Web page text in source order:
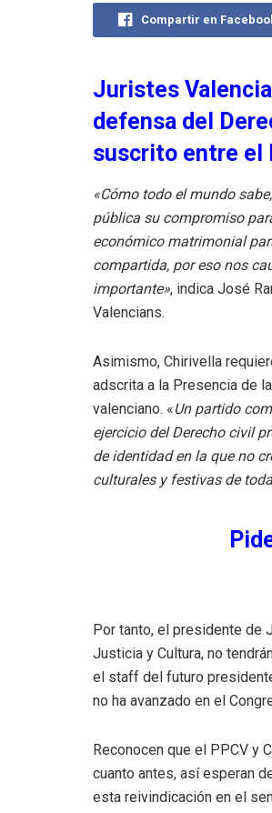
Compartir en
Juristes
defensa del
suscrito entre el
«Cómo todo el mundo
pública su compromiso
económico matrimonial
compartida, por eso nos
importante», indica José
Valencians.
Asimismo, Chirivella
adscrita a la Presencia de
valenciano. «Un partido
ejercicio del Derecho civil
de identidad en la que no
culturales y festivas de
Por tanto, el presidente de
Justicia y Cultura, no
el staff del futuro
no ha avanzado en el
Reconocen que el PPCV y
cuanto antes, así esperan
esta reivindicación en el